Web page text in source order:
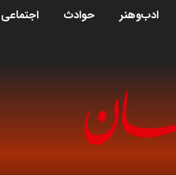
ادب‌وهنر حوادث
اجتماعی